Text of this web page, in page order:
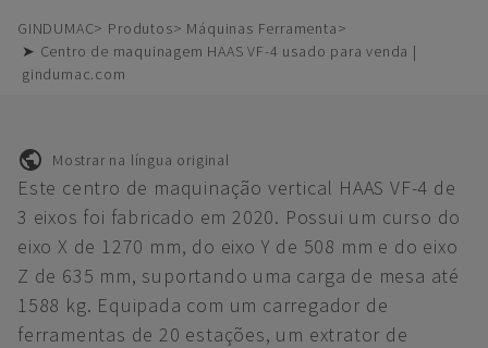
GINDUMAC Produtos
Máquinas Ferramenta
➤ Centro de maquinagem HAAS VF-4 usado para venda |
gindumac.com
Mostrar na língua original
Este centro de maquinação vertical HAAS VF-4 de
3 eixos foi fabricado em 2020. Possui um curso do
eixo X de 1270 mm, do eixo Y de 508 mm e do eixo
Z de 635 mm, suportando uma carga de mesa até
1588 kg. Equipada com um carregador de
ferramentas de 20 estações, um extrator de